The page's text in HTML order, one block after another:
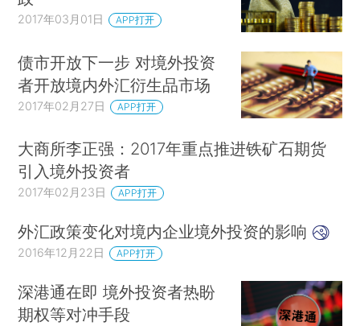
2017年03月01日 APP打开
债市开放下一步 对境外投资
者开放境内外汇衍生品市场
2017年02月27日 APP打开
大商所李正强：2017年重点推进铁矿石期货
引入境外投资者
2017年02月23日 APP打开
外汇政策变化对境内企业境外投资的影响
2016年12月22日 APP打开
深港通在即 境外投资者热盼
期权等对冲手段